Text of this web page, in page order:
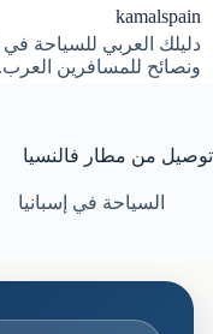
التجاوز
إلى
المحتوى
kamalspain
دليلك العربي للسياحة في
ونصائح للمسافرين العرب.
توصيل من مطار فالنسيا
السياحة في إسبانيا